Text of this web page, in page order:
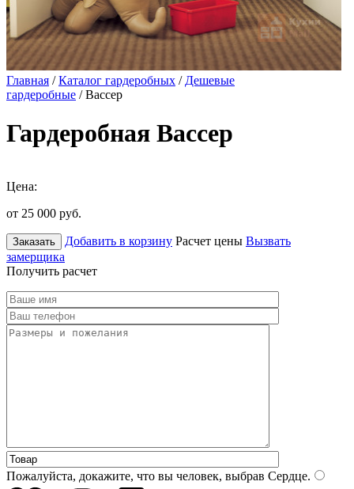
Главная /Каталог гардеробных / Дешевые
гардеробные / Вассер
Гардеробная Вассер
Цена:
от 25 000 руб.
Заказать Добавить в корзину Расчет цены Вызвать
замерщика
Получить расчет
Пожалуйста, докажите, что вы человек, выбрав Сердце.